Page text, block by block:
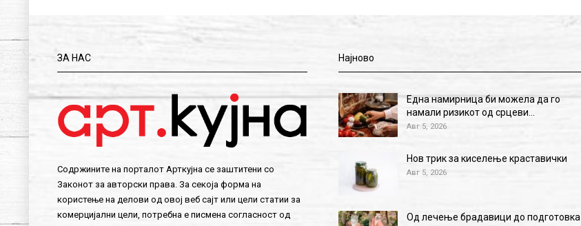
ЗА НАС
Содржините на порталот Арткујна се заштитени со
Законот за авторски права. За секоја форма на
користење на делови од овој веб сајт или цели статии за
комерцијални цели, потребна е писмена согласност од
Најново
Една намирница би можела да го
намали ризикот од срцеви…
Авг 5, 2026
Нов трик за киселење краставички
Авг 5, 2026
Од лечење брадавици до подготовка